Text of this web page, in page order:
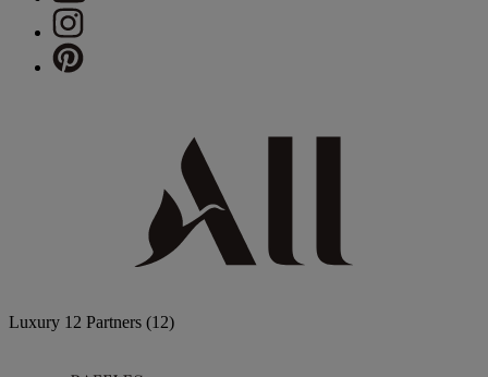
Luxury 12 Partners (12)